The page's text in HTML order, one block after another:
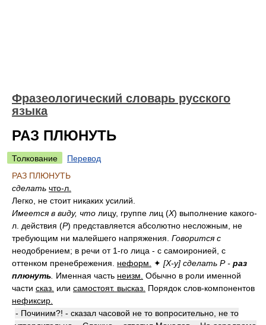
Фразеологический словарь русского
языка
РАЗ ПЛЮНУТЬ
Толкование
Перевод
РАЗ ПЛЮНУТЬ
сделать что-л.
Легко, не стоит никаких усилий.
Имеется в виду, что лицу, группе лиц (Х) выполнение какого-
л. действия (Р) представляется абсолютно несложным, не
требующим ни малейшего напряжения. Говорится с
неодобрением; в речи от 1-го лица - с самоиронией, с
оттенком пренебрежения. неформ. ✦ [Х-у] сделать Р - раз
плюнуть Именная часть неизм. Обычно в роли именной
части сказ. или самостоят. высказ. Порядок слов-компонентов
нефиксир.
- Починим?! - сказал часовой не то вопросительно, не то